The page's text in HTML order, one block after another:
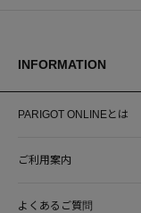
INFORMATION
PARIGOT ONLINEとは
ご利用案内
よくあるご質問